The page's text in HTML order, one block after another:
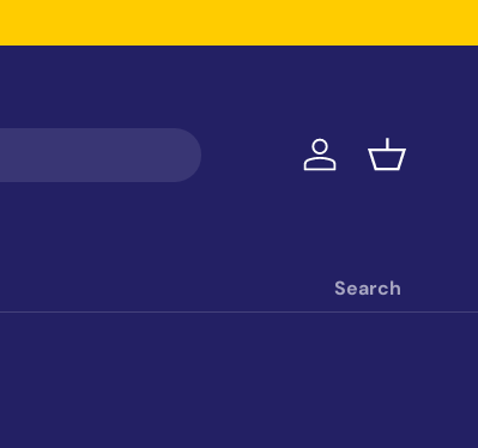
Iniciar sesión
Cesta
Search